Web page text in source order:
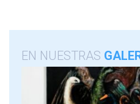
EN NUESTRAS